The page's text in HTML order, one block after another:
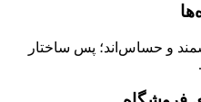
و حساس‌اند؛ پس ساختار